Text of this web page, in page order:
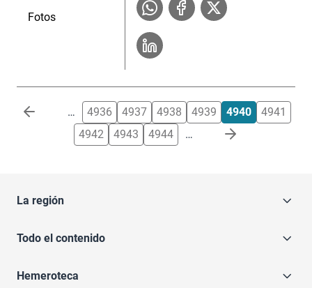
Fotos
Paginación … 4936 4937 4938 4939 4940
4941
4942
4943 4944 …
La región
Todo el contenido
Hemeroteca